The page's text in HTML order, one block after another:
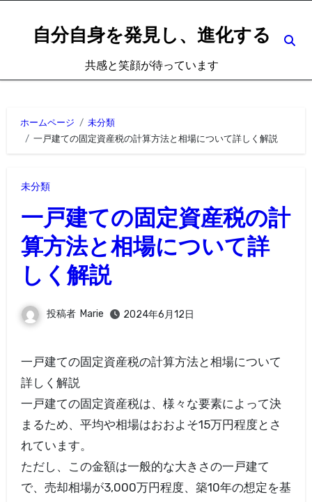
自分自身を発見し、進化する
共感と笑顔が待っています
ホームページ
未分類
一戸建ての固定資産税の計算方法と相場について詳しく解説
未分類
一戸建ての固定資産税の計
算方法と相場について詳
しく解説
投稿者 Marie 2024年6月12日
一戸建ての固定資産税の計算方法と相場について
詳しく解説
一戸建ての固定資産税は、様々な要素によって決
まるため、平均や相場はおおよそ15万円程度とさ
れています。
ただし、この金額は一般的な大きさの一戸建て
で、売却相場が3,000万円程度、築10年の想定を基